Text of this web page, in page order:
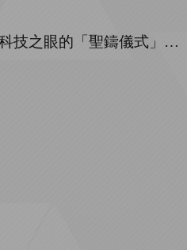
技之眼的「聖鑄儀式」 …